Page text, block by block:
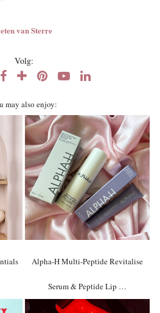
van Sterre
Volg:
may also enjoy:
Alpha-H Multi-Peptide Revitalise
Serum & Peptide Lip …